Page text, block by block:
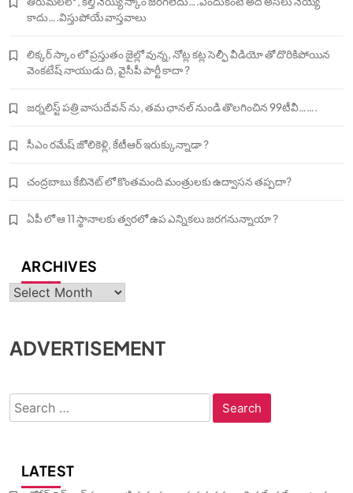
కాదు….విస్తుపోయే వాస్తవాలు
లిక్కర్ స్కాం లో ప్రస్తుతం జైల్లో వున్న, నోట్ల కట్ల సెల్ఫీ వీడియో తో దొరికిపోయిన
వెంకటేష్ నాయుడు ది, వైసీపీ పార్టీ కాదా ?
జర్నలిస్ట్ పత్రి వాసుదేవన్ ను, తమ ఛానల్ నుండి తొలగించిన 99టీవీ…….
సీఎం రమేష్ జోలికెళ్లి, కేటీఆర్ ఇరుక్కున్నాడా ?
చంద్రబాబు కేబినెట్ లో కొంతమంది మంత్రులకు ఉద్వాసన తప్పదా?
ఏపీ లో ఆ 11 స్థానాలకు త్వరలో ఉప ఎన్నికలు జరగనున్నాయా ?
ARCHIVES
Archives
ADVERTISEMENT
Search
for:
LATEST